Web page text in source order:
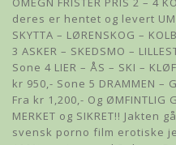
deres er hentet og levert
SKYTTA – LØRENSKOG –
3 ASKER – SKEDSMO –
Sone 4 LIER – ÅS – SKI –
kr 950,- Sone 5 DRAMMEN –
Fra kr 1,200,- Og ØMFINTLIG
MERKET og SIKRET!!
svensk porno film erotiske